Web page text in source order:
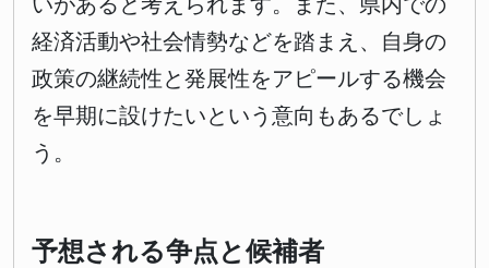
経済活動や社会情勢などを踏まえ、自身の
政策の継続性と発展性をアピールする機会
を早期に設けたいという意向もあるでしょ
う。
予想される争点と候補者